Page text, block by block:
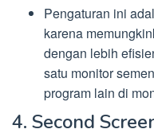
Pengaturan ini
karena
dengan lebih
satu monitor
program lain di
4. Second